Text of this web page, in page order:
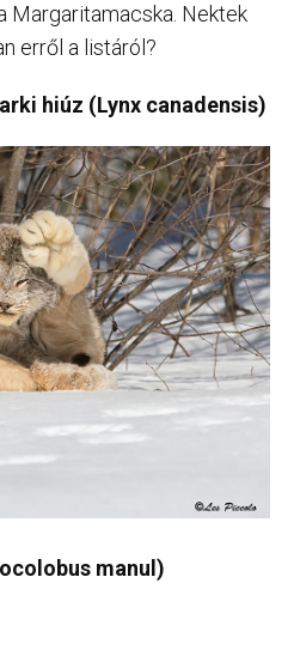
Margaritamacska. Nektek
erről a listáról?
hiúz (Lynx canadensis)
manul)